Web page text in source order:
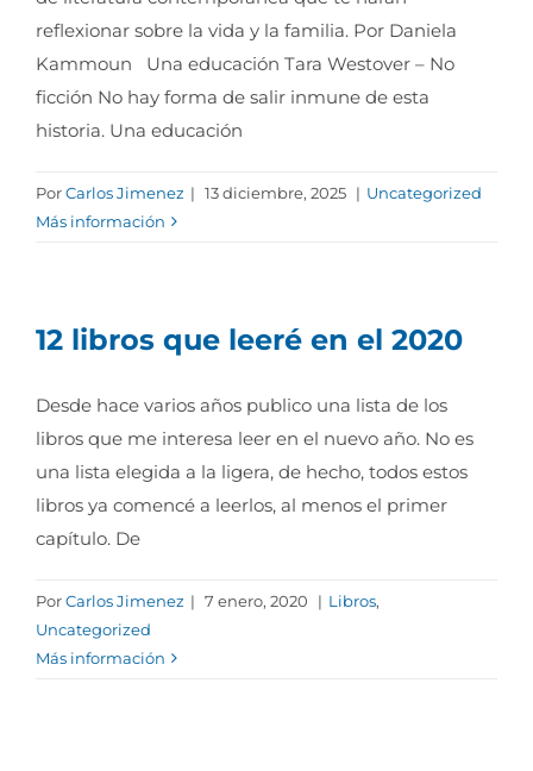
reflexionar sobre la vida y la familia. Por Daniela
Kammoun Una educación Tara Westover – No
ficción No hay forma de salir inmune de esta
historia. Una educación
PorCarlos Jimenez | 13 diciembre, 2025 | Uncategorized
Más información
12 libros que leeré en el 2020
Desde hace varios años publico una lista de los
libros que me interesa leer en el nuevo año. No es
una lista elegida a la ligera, de hecho, todos estos
libros ya comencé a leerlos, al menos el primer
capítulo. De
PorCarlos Jimenez | 7 enero, 2020 | Libros,
Uncategorized
Más información